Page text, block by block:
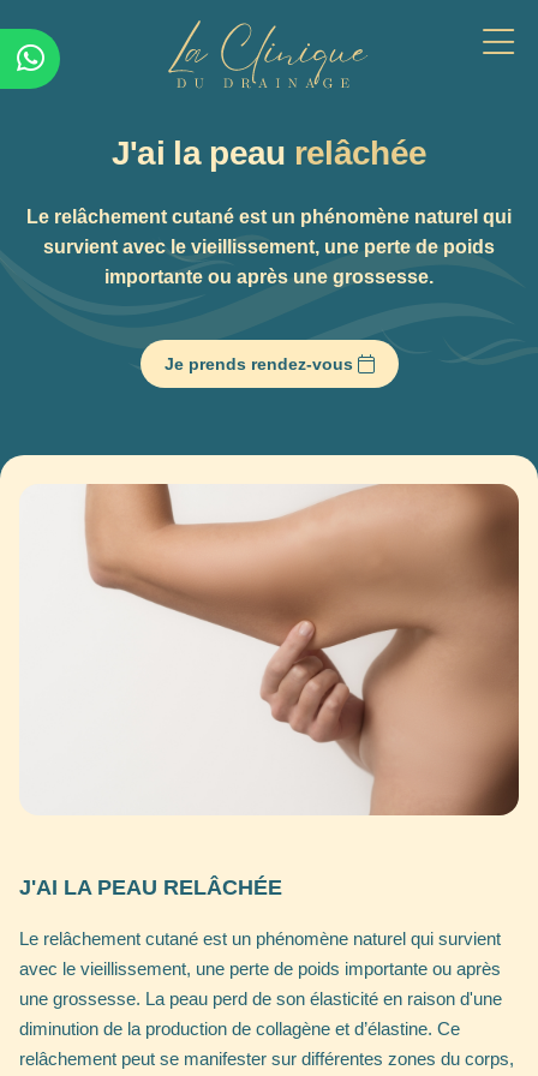
J'ai la peau relâchée
Le relâchement cutané est un phénomène naturel qui
survient avec le vieillissement, une perte de poids
importante ou après une grossesse.
Je prends rendez-vous
J'AI LA PEAU RELÂCHÉE
Le relâchement cutané est un phénomène naturel qui survient
avec le vieillissement, une perte de poids importante ou après
une grossesse. La peau perd de son élasticité en raison d'une
diminution de la production de collagène et d’élastine. Ce
relâchement peut se manifester sur différentes zones du corps,